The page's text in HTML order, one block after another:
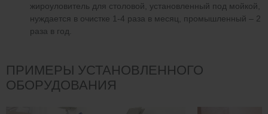
жироуловитель для столовой, установленный под мойкой,
нуждается в очистке 1-4 раза в месяц, промышленный – 2
раза в год.
ПРИМЕРЫ УСТАНОВЛЕННОГО
ОБОРУДОВАНИЯ